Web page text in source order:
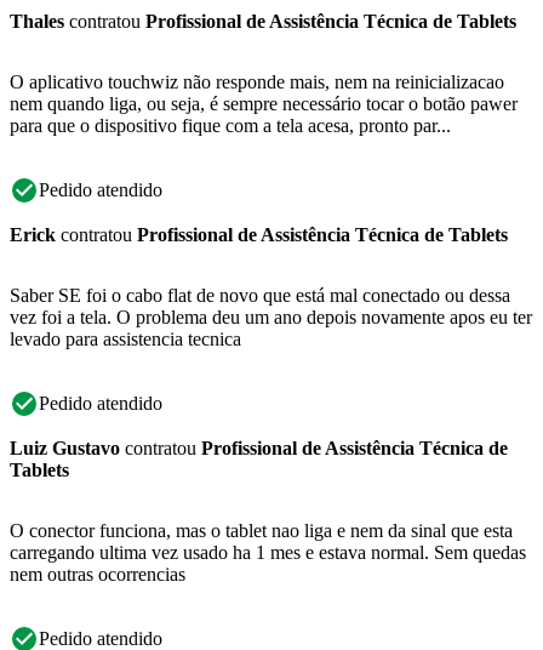
Thales contratou Profissional de Assistência Técnica de Tablets
O aplicativo touchwiz não responde mais, nem na reinicializacao
nem quando liga, ou seja, é sempre necessário tocar o botão pawer
para que o dispositivo fique com a tela acesa, pronto par...
Pedido atendido
Erick contratou Profissional de Assistência Técnica de Tablets
Saber SE foi o cabo flat de novo que está mal conectado ou dessa
vez foi a tela. O problema deu um ano depois novamente apos eu ter
levado para assistencia tecnica
Pedido atendido
Luiz Gustavo contratou Profissional de Assistência Técnica de
Tablets
O conector funciona, mas o tablet nao liga e nem da sinal que esta
carregando ultima vez usado ha 1 mes e estava normal. Sem quedas
nem outras ocorrencias
Pedido atendido